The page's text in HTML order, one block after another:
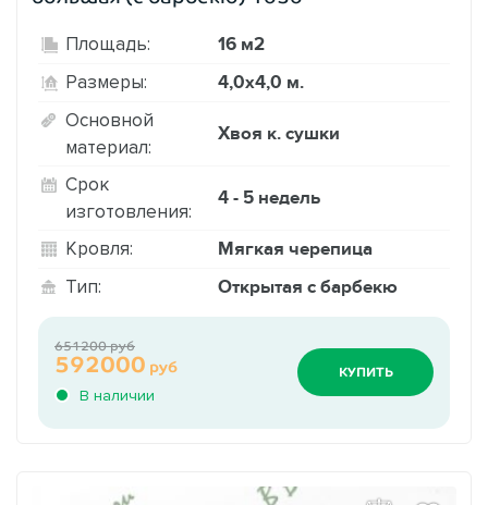
Площадь: 16 м2
Размеры: 4,0х4,0 м.
Основной
материал:
Хвоя к. сушки
Срок
изготовления:
4 - 5 недель
Кровля: Мягкая черепица
Тип: Открытая с барбекю
В наличии
592000 руб
651200 руб
КУПИТЬ